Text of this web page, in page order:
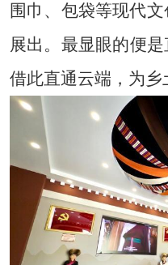
围巾、包袋等现代
展出。最显眼的便
借此直通云端，为乡